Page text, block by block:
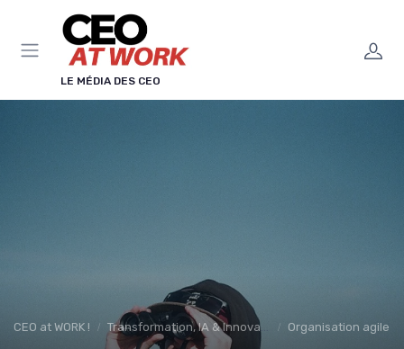
LE MÉDIA DES CEO
CEO at WORK ! Transformation, IA & Innovation Organisation agile &
Panneau de gestion des cookies